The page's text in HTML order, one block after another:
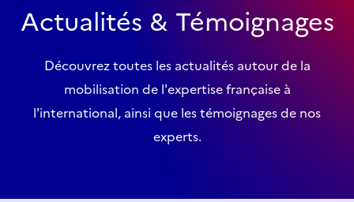
Actualités & Témoignages
Découvrez toutes les actualités autour de la
mobilisation de l'expertise française à
l'international, ainsi que les témoignages de nos
experts.